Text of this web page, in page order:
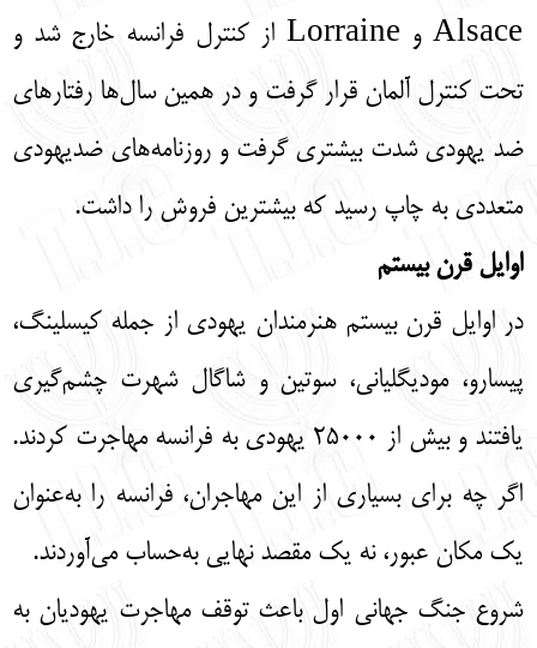
Alsace و Lorraine از کنترل فرانسه خارج شد و
تحت کنترل آلمان قرار گرفت و در همین سال‌ها رفتارهای
ضد یهودی شدت بیشتری گرفت و روزنامه‌های ضدیهودی
متعددی به چاپ رسید که بیشترین فروش را داشت.
اوایل قرن بیستم
در اوایل قرن بیستم هنرمندان یهودی از جمله کیسلینگ،
پیسارو، مودیگلیانی، سوتین و شاگال شهرت چشم‌گیری
یافتند و بیش از 25000 یهودی به فرانسه مهاجرت کردند.
اگر چه برای بسیاری از این مهاجران، فرانسه را به‌عنوان
یک مکان عبور، نه یک مقصد نهایی به‌حساب می‌آوردند.
شروع جنگ جهانی اول باعث توقف مهاجرت یهودیان به